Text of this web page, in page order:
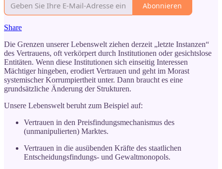
Abonnieren
Share
Die Grenzen unserer Lebenswelt ziehen derzeit „letzte Instanzen“
des Vertrauens, oft verkörpert durch Institutionen oder gesichtslose
Entitäten. Wenn diese Institutionen sich einseitig Interessen
Mächtiger hingeben, erodiert Vertrauen und geht im Morast
systemischer Korrumpiertheit unter. Dann braucht es eine
grundsätzliche Änderung der Strukturen.
Unsere Lebenswelt beruht zum Beispiel auf:
Vertrauen in den Preisfindungsmechanismus des
(unmanipulierten) Marktes.
Vertrauen in die ausübenden Kräfte des staatlichen
Entscheidungsfindungs- und Gewaltmonopols.